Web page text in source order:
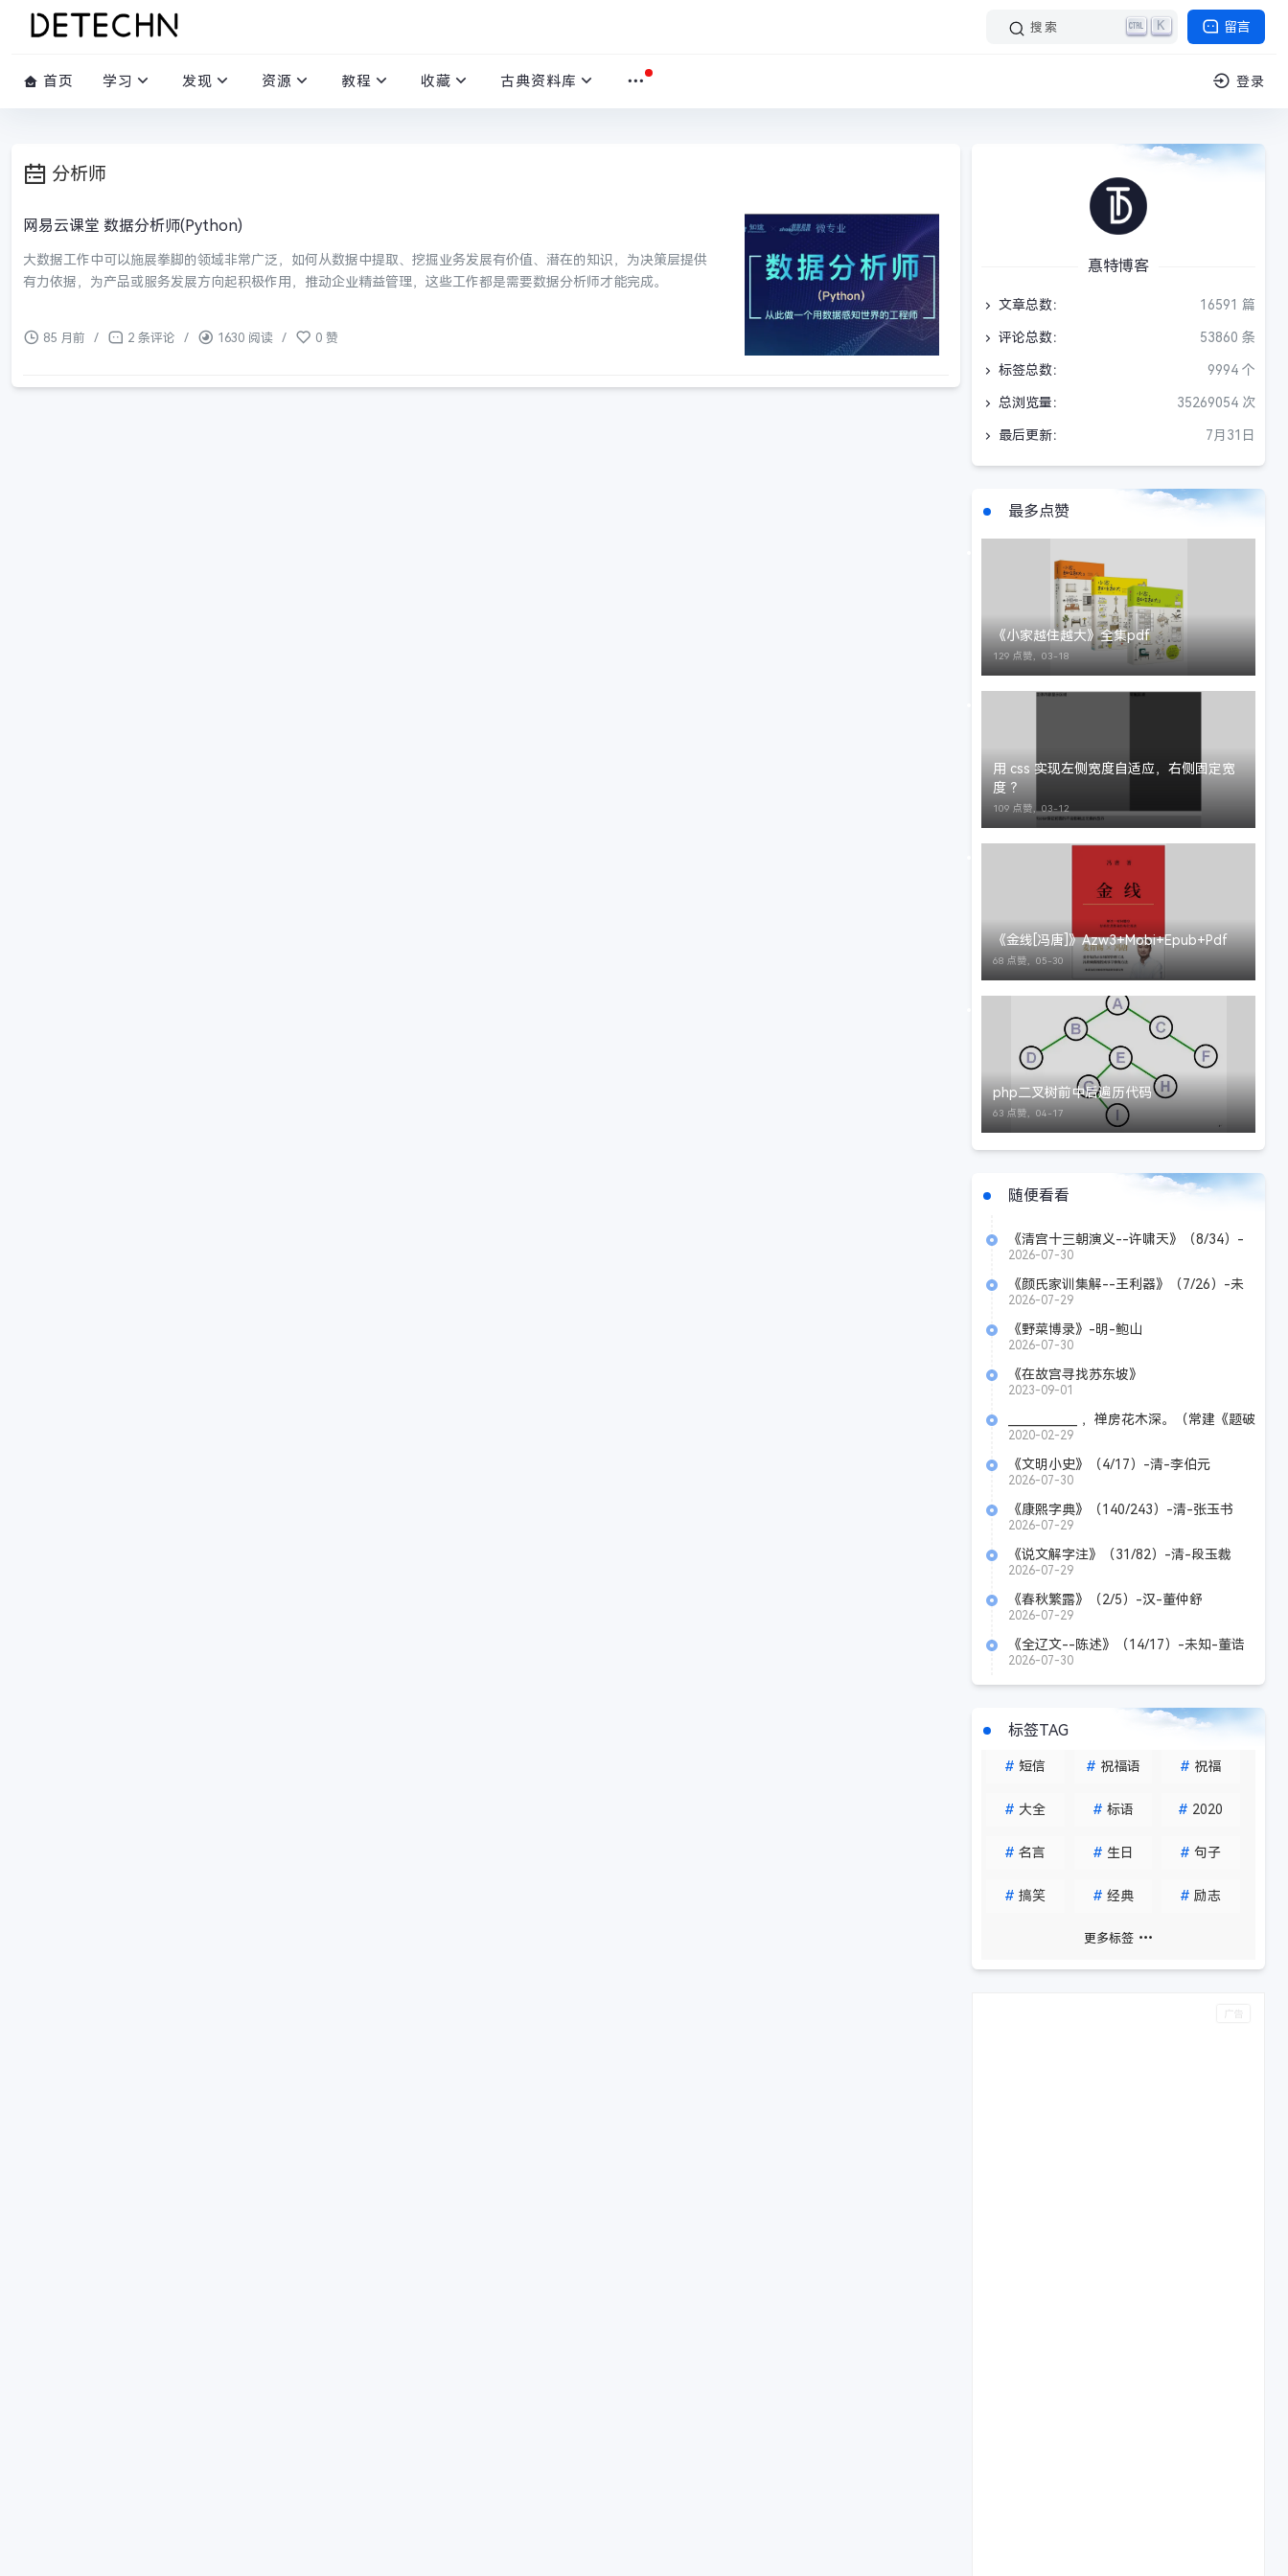
留言
搜索 K
首页 学习 发现 资源 教程 收藏 古典资料库 登录
分析师
网易云课堂 数据分析师(Python)
大数据工作中可以施展拳脚的领域非常广泛，如何从数据中提取、挖掘业务发展有价值、潜在的知识，为决策层提供
有力依据，为产品或服务发展方向起积极作用，推动企业精益管理，这些工作都是需要数据分析师才能完成。
85 月前 / 2 条评论 / 1630 阅读 / 0 赞
惪特博客
文章总数： 16591 篇
评论总数： 53860 条
标签总数： 9994 个
总浏览量： 35269054 次
最后更新： 7月31日
最多点赞
《小家越住越大》全集pdf
129 点赞， 03-18
用 css 实现左侧宽度自适应，右侧固定宽
度 ？
109 点赞， 03-12
《金线[冯唐]》Azw3+Mobi+Epub+Pdf
68 点赞， 05-30
php二叉树前中后遍历代码
63 点赞， 04-17
随便看看
《清宫十三朝演义--许啸天》（8/34）-
未知-佩蘅子
2026-07-30
《颜氏家训集解--王利器》（7/26）-未
知-颜之推
2026-07-29
《野菜博录》-明-鲍山
2026-07-30
《在故宫寻找苏东坡》
Azw3+Epub+Mobi+Pdf
2023-09-01
____________ ，禅房花木深。（常建《题破
山寺后禅院》）
2020-02-29
《文明小史》（4/17）-清-李伯元
2026-07-30
《康熙字典》（140/243）-清-张玉书
2026-07-29
《说文解字注》（31/82）-清-段玉裁
2026-07-29
《春秋繁露》（2/5）-汉-董仲舒
2026-07-29
《全辽文--陈述》（14/17）-未知-董诰
2026-07-30
标签TAG
# 短信 # 祝福语 # 祝福
# 大全 # 标语 # 2020
# 名言 # 生日 # 句子
# 搞笑 # 经典 # 励志
更多标签